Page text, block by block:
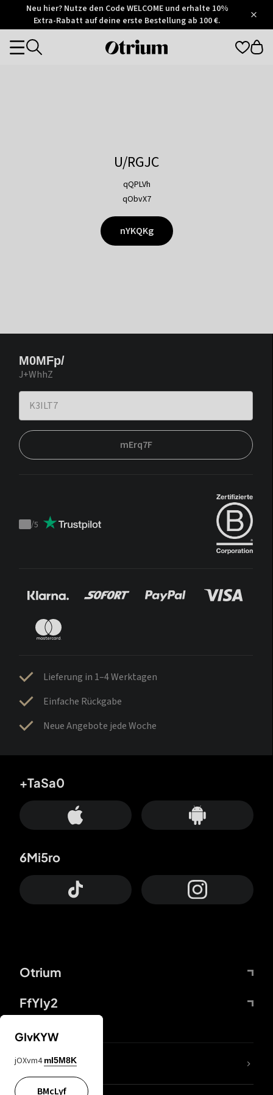
Otrium
Trustpilot
Neu hier? Nutze den Code WELCOME und erhalte 10%
Extra-Rabatt auf deine erste Bestellung ab 100 €.
Otrium
Categories
U/RGJC
qQPLVh
qObvX7
nYKQKg
M0MFp/
J+WhhZ
mErq7F
Trustpilot
/5
Lieferung in 1–4 Werktagen
Einfache Rückgabe
Neue Angebote jede Woche
Otrium
FfYIy2
+TaSa0
6Mi5ro
DDcvSo
GIvKYW
jOXvm4 mI5M8K
BMcLyf